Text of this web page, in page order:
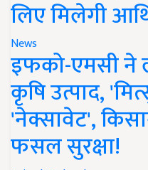
लिए मिलेगी
News
इफको-एमसी ने
कृषि उत्पाद,
'नेक्सावेट',
फसल सुरक्षा!